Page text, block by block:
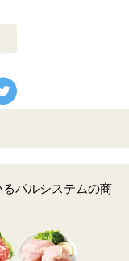
でシェアする
パルシステムの商